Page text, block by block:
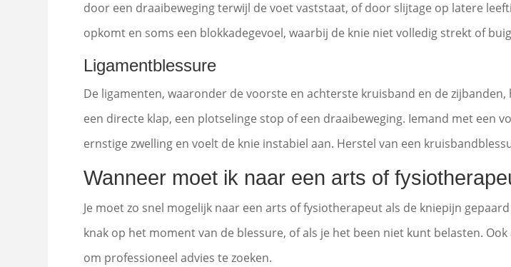
door een draaibeweging terwijl de voet vaststaat, of door slijtage op latere
opkomt en soms een blokkadegevoel, waarbij de knie niet volledig strekt of
Ligamentblessure
De ligamenten, waaronder de voorste en achterste kruisband en de
een directe klap, een plotselinge stop of een draaibeweging. Iemand met een
ernstige zwelling en voelt de knie instabiel aan. Herstel van een
Wanneer moet ik naar een arts of
Je moet zo snel mogelijk naar een arts of fysiotherapeut als de kniepijn
knak op het moment van de blessure, of als je het been niet kunt belasten.
om professioneel advies te zoeken.